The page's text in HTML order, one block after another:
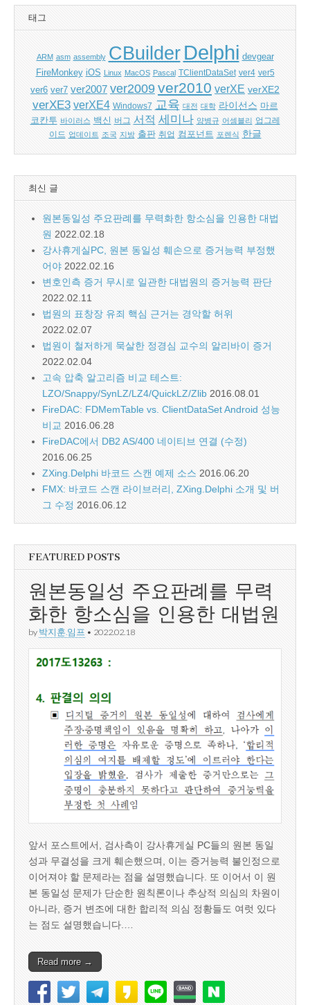
태그
ARM asm assembly CBuilder Delphi devgear
FireMonkey iOS Linux MacOS Pascal TClientDataSet ver4 ver5
ver6 ver7 ver2007 ver2009 ver2010 verXE verXE2
verXE3 verXE4 Windows7 교육 대전 대학 라이선스 마르
코칸투 바이러스 백신 버그 서적 세미나 양병규 어셈블리
업그레
이드 업데이트 조국 지방 출판 취업 컴포넌트 포렌식 한글
최신 글
원본동일성 주요판례를 무력화한 항소심을 인용한 대법
원 2022.02.18
강사휴게실PC, 원본 동일성 훼손으로 증거능력 부정했
어야 2022.02.16
변호인측 증거 무시로 일관한 대법원의 증거능력 판단
2022.02.11
법원의 표창장 유죄 핵심 근거는 경악할 허위
2022.02.07
법원이 철저하게 묵살한 정경심 교수의 알리바이 증거
2022.02.04
고속 압축 알고리즘 비교 테스트:
LZO/Snappy/SynLZ/LZ4/QuickLZ/Zlib 2016.08.01
FireDAC: FDMemTable vs. ClientDataSet Android 성능
비교 2016.06.28
FireDAC에서 DB2 AS/400 네이티브 연결 (수정)
2016.06.25
ZXing.Delphi 바코드 스캔 예제 소스 2016.06.20
FMX: 바코드 스캔 라이브러리, ZXing.Delphi 소개 및 버
그 수정 2016.06.12
FEATURED POSTS
원본동일성 주요판례를 무력
화한 항소심을 인용한 대법원
by 박지훈.임프 • 2022.02.18
앞서 포스트에서, 검사측이 강사휴게실 PC들의 원본 동일
성과 무결성을 크게 훼손했으며, 이는 증거능력 불인정으로
이어져야 할 문제라는 점을 설명했습니다. 또 이어서 이 원
본 동일성 문제가 단순한 원칙론이나 추상적 의심의 차원이
아니라, 증거 변조에 대한 합리적 의심 정황들도 여럿 있다
는 점도 설명했습니다.…
Read more →